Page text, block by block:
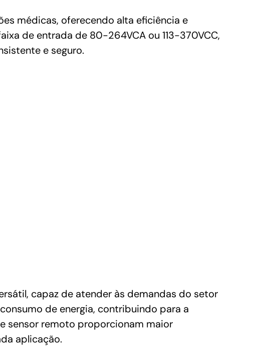
médicas, oferecendo alta eficiência e
de entrada de 80-264VCA ou 113-370VCC,
e seguro.
capaz de atender às demandas do setor
de energia, contribuindo para a
sensor remoto proporcionam maior
aplicação.